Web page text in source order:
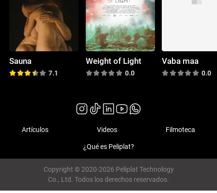
Sauna
7.1
Weight of Light
0.0
Vaba maa
0.0
Artículos Videos Filmoteca
¿Qué es Peliplat?
Copyright © 2020-2026 Peliplat Technology
Co., Ltd. Todos los derechos reservados.